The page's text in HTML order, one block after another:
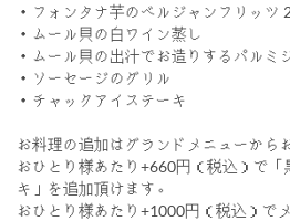
・フォンタナ芋のベルジャンフリッツ
・ムール貝の白ワイン蒸し
・ムール貝の出汁でお造りするパルミ
・ソーセージのグリル
・チャックアイステーキ
お料理の追加はグランドメニューから
おひとり様あたり+660円（税込）で
キ」を追加頂けます。
おひとり様あたり+1000円（税込）で